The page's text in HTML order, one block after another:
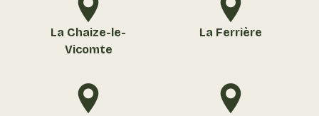
La Chaize-le-
Vicomte
La Ferrière